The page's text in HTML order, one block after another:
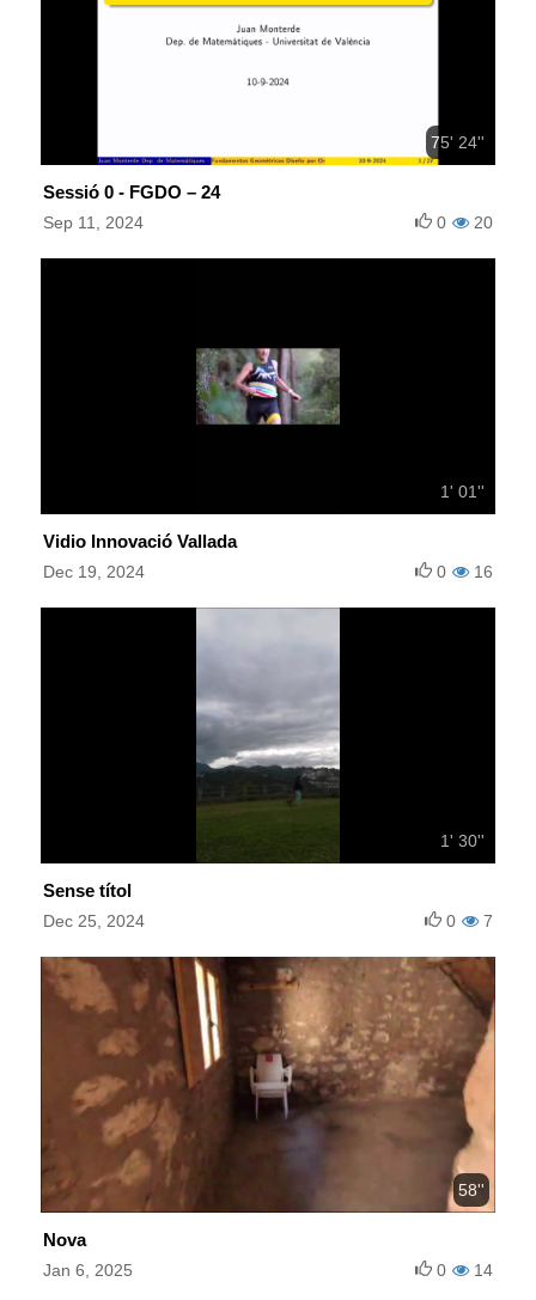
75' 24''
Sessió 0 - FGDO – 24
Sep 11, 2024 20
0
1' 01''
Vidio Innovació Vallada
Dec 19, 2024 16
0
1' 30''
Sense títol
Dec 25, 2024 7
0
58''
Nova
Jan 6, 2025 14
0